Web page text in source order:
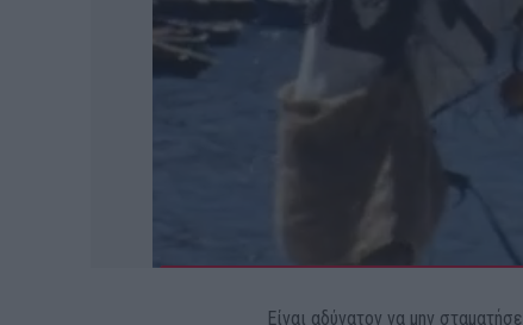
Είναι αδύνατον να μην